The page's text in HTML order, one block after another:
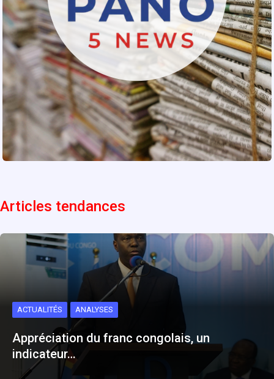
Articles tendances
ACTUALITÉS ANALYSES
Appréciation du franc congolais, un
indicateur…